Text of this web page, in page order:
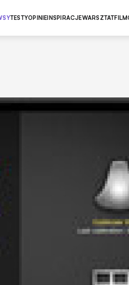
TESTYOPINIEINSPIRACJEWARSZTAT